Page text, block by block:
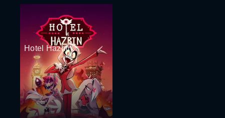
Hotel Hazbin